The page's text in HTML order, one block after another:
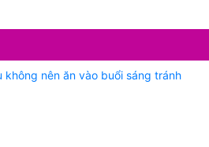
không nên ăn vào buổi sáng tránh